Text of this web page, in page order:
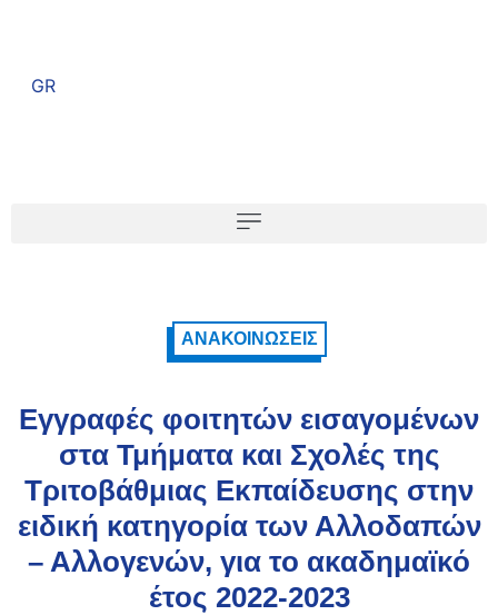
GR
ΑΝΑΚΟΙΝΏΣΕΙΣ
Εγγραφές φοιτητών εισαγομένων
στα Τμήματα και Σχολές της
Τριτοβάθμιας Εκπαίδευσης στην
ειδική κατηγορία των Αλλοδαπών
– Αλλογενών, για το ακαδημαϊκό
έτος 2022-2023